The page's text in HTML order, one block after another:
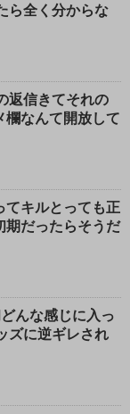
ら全く分からな
返信きてそれの
なんて開放して
てキルとっても正
だったらそうだ
んな感じに入っ
ズに逆ギレされ